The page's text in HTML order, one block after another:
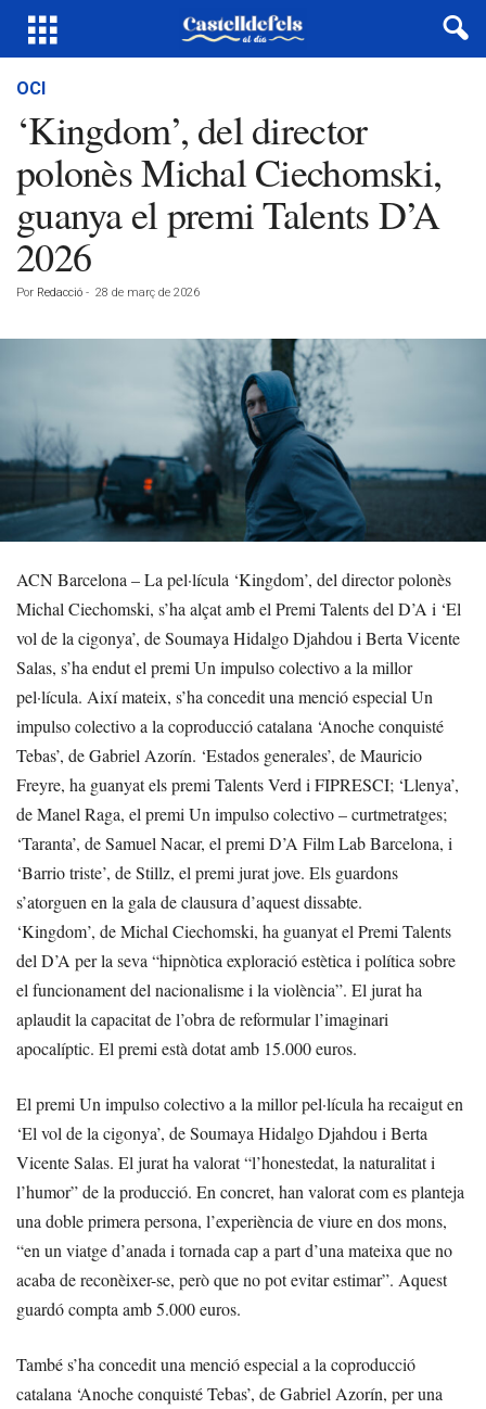
OCI
‘Kingdom’, del director
polonès Michal Ciechomski,
guanya el premi Talents D’A
2026
Por Redacció - 28 de març de 2026
ACN Barcelona – La pel·lícula ‘Kingdom’, del director polonès
Michal Ciechomski, s’ha alçat amb el Premi Talents del D’A i ‘El
vol de la cigonya’, de Soumaya Hidalgo Djahdou i Berta Vicente
Salas, s’ha endut el premi Un impulso colectivo a la millor
pel·lícula. Així mateix, s’ha concedit una menció especial Un
impulso colectivo a la coproducció catalana ‘Anoche conquisté
Tebas’, de Gabriel Azorín. ‘Estados generales’, de Mauricio
Freyre, ha guanyat els premi Talents Verd i FIPRESCI; ‘Llenya’,
de Manel Raga, el premi Un impulso colectivo – curtmetratges;
‘Taranta’, de Samuel Nacar, el premi D’A Film Lab Barcelona, i
‘Barrio triste’, de Stillz, el premi jurat jove. Els guardons
s’atorguen en la gala de clausura d’aquest dissabte.
‘Kingdom’, de Michal Ciechomski, ha guanyat el Premi Talents
del D’A per la seva “hipnòtica exploració estètica i política sobre
el funcionament del nacionalisme i la violència”. El jurat ha
aplaudit la capacitat de l’obra de reformular l’imaginari
apocalíptic. El premi està dotat amb 15.000 euros.
El premi Un impulso colectivo a la millor pel·lícula ha recaigut en
‘El vol de la cigonya’, de Soumaya Hidalgo Djahdou i Berta
Vicente Salas. El jurat ha valorat “l’honestedat, la naturalitat i
l’humor” de la producció. En concret, han valorat com es planteja
una doble primera persona, l’experiència de viure en dos mons,
“en un viatge d’anada i tornada cap a part d’una mateixa que no
acaba de reconèixer-se, però que no pot evitar estimar”. Aquest
guardó compta amb 5.000 euros.
També s’ha concedit una menció especial a la coproducció
catalana ‘Anoche conquisté Tebas’, de Gabriel Azorín, per una